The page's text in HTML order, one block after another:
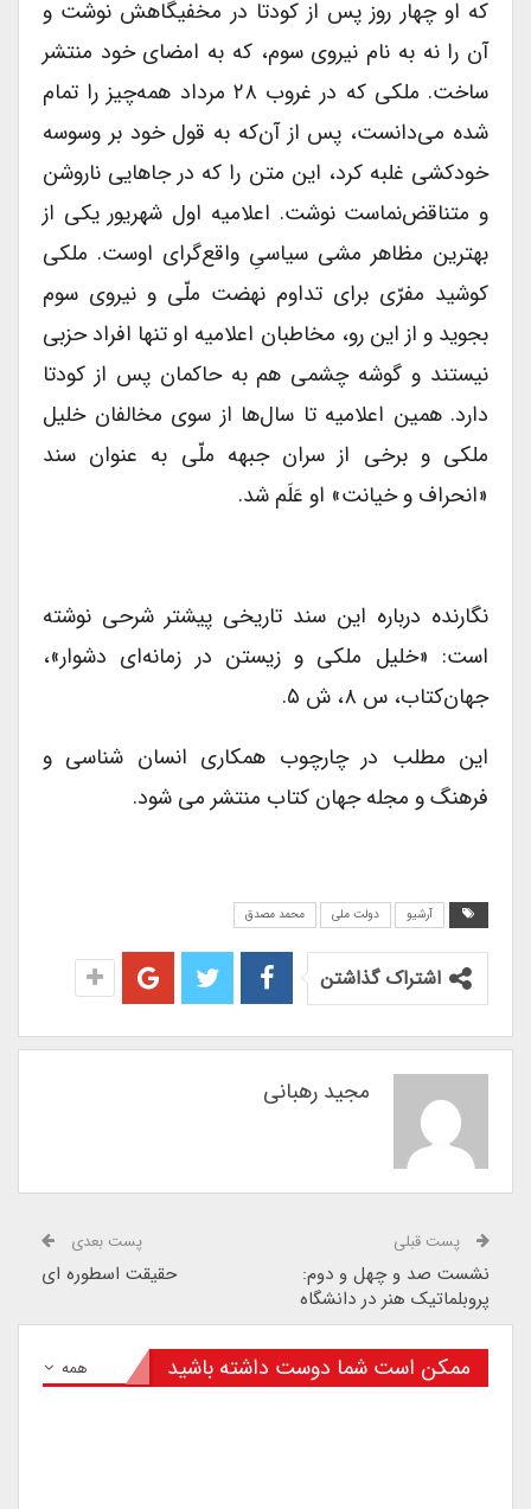
که او چهار روز پس از کودتا در مخفیگاهش نوشت و
آن را نه به نام نیروی سوم، که به امضای خود منتشر
ساخت. ملکی که در غروب ۲۸ مرداد همه‌چیز را تمام
شده می‌دانست، پس از آن‌که به قول خود بر وسوسه
خودکشی غلبه کرد، این متن را که در جاهایی ناروشن
و متناقض‌نماست نوشت. اعلامیه اول شهریور یکی از
بهترین مظاهر مشی سیاسیِ واقع‌گرای اوست. ملکی
کوشید مفرّی برای تداوم نهضت ملّی و نیروی سوم
بجوید و از این رو، مخاطبان اعلامیه او تنها افراد حزبی
نیستند و گوشه چشمی هم به حاکمان پس از کودتا
دارد. همین اعلامیه تا سال‌ها از سوی مخالفان خلیل
ملکی و برخی از سران جبهه ملّی به عنوان سند
«انحراف و خیانت» او عَلَم شد.
نگارنده درباره این سند تاریخی پیشتر شرحی نوشته
است: «خلیل ملکی و زیستن در زمانه‌ای دشوار»،
جهان‌کتاب، س ۸، ش ۵.
این مطلب در چارچوب همکاری انسان شناسی و
فرهنگ و مجله جهان کتاب منتشر می شود.
آرشیو دولت ملی محمد مصدق
اشتراک گذاشتن
مجید رهبانی
پست قبلی
نشست صد و چهل و دوم:
پروبلماتیک هنر در دانشگاه
پست بعدی
حقیقت اسطوره ای
همه ممکن است شما دوست داشته باشید